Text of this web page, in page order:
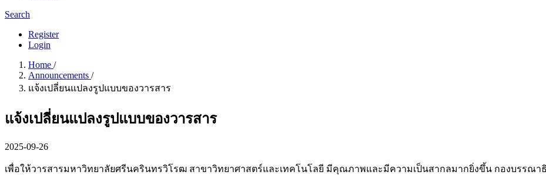
Search
Register
Login
Home /
Announcements /
แจ้งเปลี่ยนแปลงรูปแบบของวารสาร
แจ้งเปลี่ยนแปลงรูปแบบของวารสาร
2025-09-26
เพื่อให้วารสารมหาวิทยาลัยศรีนครินทรวิโรฒ สาขาวิทยาศาสตร์และเทคโนโลยี มีคุณภาพและมีความเป็นสากลมากยิ่งขึ้น กองบรรณา